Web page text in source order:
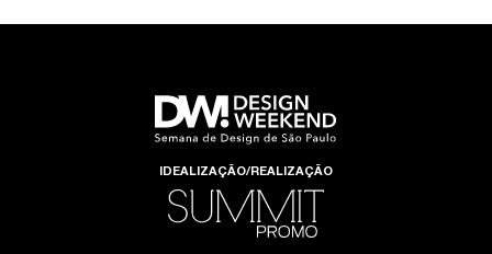
IDEALIZAÇÃO/REALIZAÇÃO